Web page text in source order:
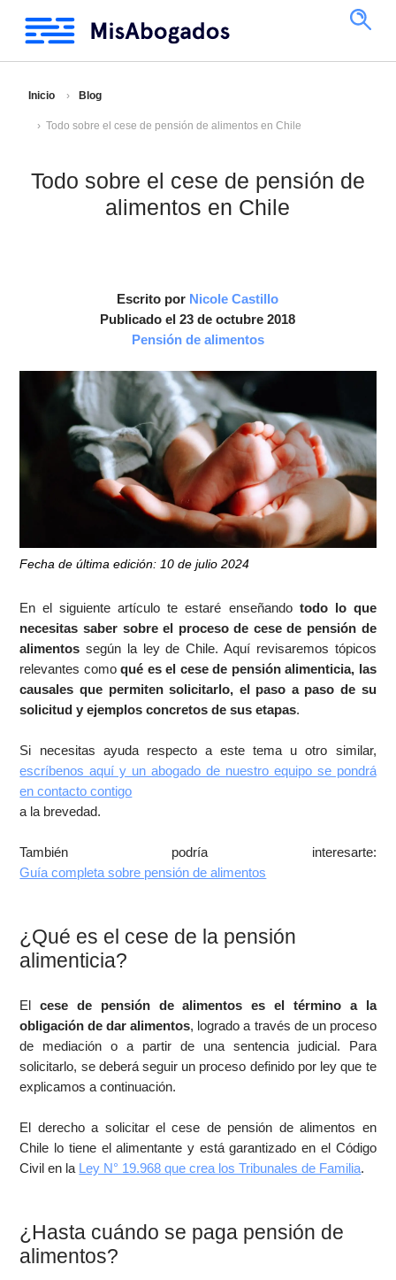
Inicio Blog
Todo sobre el cese de pensión de alimentos en Chile
Todo sobre el cese de pensión de
alimentos en Chile
Escrito por Nicole Castillo
Publicado el 23 de octubre 2018
Pensión de alimentos
Fecha de última edición: 10 de julio 2024
En el siguiente artículo te estaré enseñando todo lo que
necesitas saber sobre el proceso de cese de pensión de
alimentos según la ley de Chile. Aquí revisaremos tópicos
relevantes comoqué es el cese de pensión alimenticia, las
causales que permiten solicitarlo, el paso a paso de su
solicitud y ejemplos concretos de sus etapas.
Si necesitas ayuda respecto a este tema u otro similar,
escríbenos aquí y un abogado de nuestro equipo se pondrá
en contacto contigo
a la brevedad.
También podría interesarte:
Guía completa sobre pensión de alimentos
¿Qué es el cese de la pensión
alimenticia?
Elcese de pensión de alimentos es el término a la
obligación de dar alimentos, logrado a través de un proceso
de mediación o a partir de una sentencia judicial. Para
solicitarlo, se deberá seguir un proceso definido por ley que te
explicamos a continuación.
El derecho a solicitar el cese de pensión de alimentos en
Chile lo tiene el alimentante y está garantizado en el Código
Civil en la Ley N° 19.968 que crea los Tribunales de Familia.
¿Hasta cuándo se paga pensión de
alimentos?